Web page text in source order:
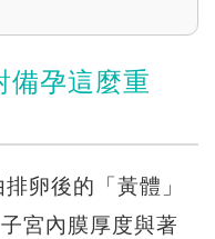
備孕這麼重
卵後的「黃體」
宮內膜厚度與著